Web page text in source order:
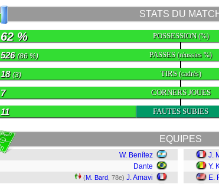
STATS DU
POSSESSION(%)
62 %
PASSES(réussies %)
526(86 %)
TIRS(cadrés)
18(3)
CORNERS JOUES
7
FAUTES SUBIES
11
EQUIPES
W. Benítez
Dante
(M. Bard , 78e) J. Amavi
J.
Y.
E.